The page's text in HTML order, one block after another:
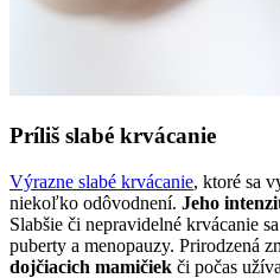
Príliš slabé krvácanie
Výrazne slabé krvácanie, ktoré sa
niekoľko odôvodnení. Jeho
Slabšie či nepravidelné krvácanie
puberty a menopauzy. Prirodzená
dojčiacich mamičiek či počas